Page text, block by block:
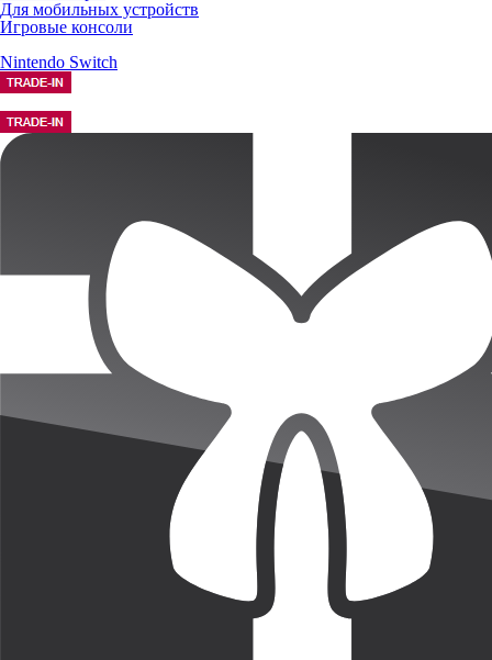
Для мобильных устройств
Игровые консоли
Nintendo Switch